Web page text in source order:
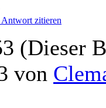
(Dieser
von